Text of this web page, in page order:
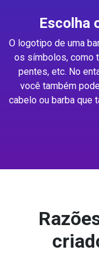
Escolha
O logotipo de uma
os símbolos, como
pentes, etc. No
você também
cabelo ou barba que